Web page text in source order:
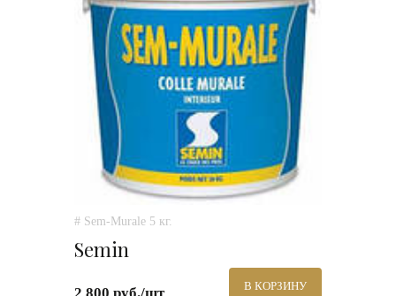
# Sem-Murale 5 кг.
Semin
В КОРЗИНУ